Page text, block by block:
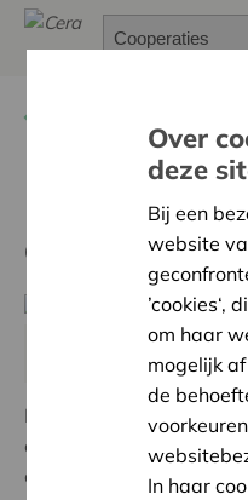
Do it
doe-boek
De eerste druk van het
mei 2019 door Impact
In samenwerking met
een handig doe-boek,
ook de vzw en de
Over
deze
Bij een
website
’cookies‘,
om haar
mogelijk
de
In haar